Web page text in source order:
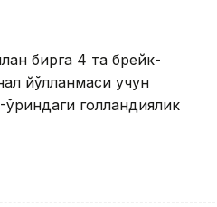
бирга 4 та брейк-
йўлланмаси учун
голландиялик